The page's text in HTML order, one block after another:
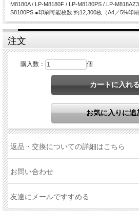
M8180A / LP-M8180F / LP-M8180PS / LP-
S8180PS ●印刷可能枚数:約12,300枚（A4／5%印刷
注文
購入数： 個
返品・交換についての詳細はこちら
お問い合わせ
友達にメールですすめる